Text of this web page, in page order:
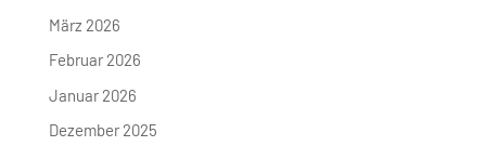
März 2026
Februar 2026
Januar 2026
Dezember 2025